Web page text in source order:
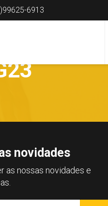
6913
novidades
as nossas novidades e